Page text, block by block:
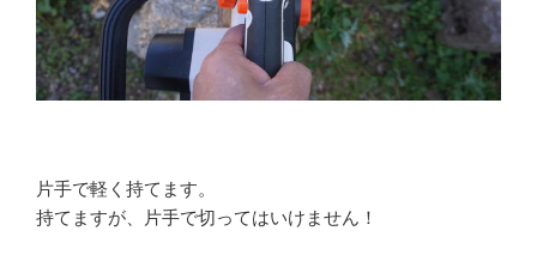
片手で軽く持てます。
持てますが、片手で切ってはいけません！